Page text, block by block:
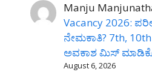
Manju
Vacancy 2026:
ನೇಮಕಾತಿ? 7th,
ಅವಕಾಶ ಮಿಸ್
August 6, 2026